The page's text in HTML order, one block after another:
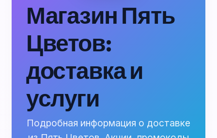
Магазин Пять
Цветов:
доставка и
услуги
Подробная информация о доставке